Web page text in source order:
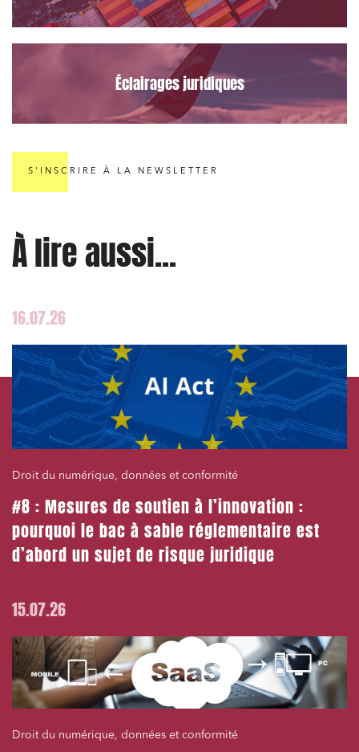
Éclairages juridiques
S'INSCRIRE À LA NEWSLETTER
À lire aussi...
16.07.26
Droit du numérique, données et conformité
#8 : Mesures de soutien à l’innovation :
pourquoi le bac à sable réglementaire est
d’abord un sujet de risque juridique
15.07.26
Droit du numérique, données et conformité